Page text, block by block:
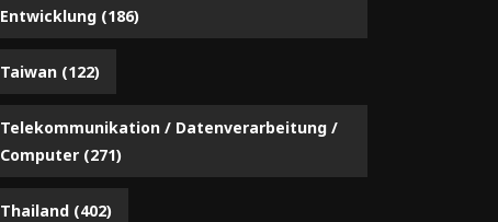
Entwicklung (186)
Taiwan (122)
Telekommunikation / Datenverarbeitung /
Computer (271)
Thailand (402)